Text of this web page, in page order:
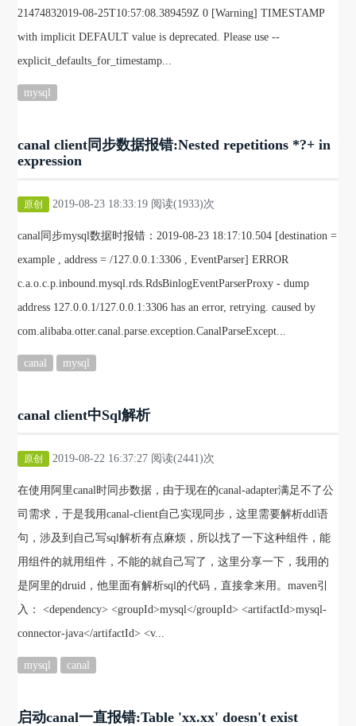
21474832019-08-25T10:57:08.389459Z 0 [Warning] TIMESTAMP
with implicit DEFAULT value is deprecated. Please use --
explicit_defaults_for_timestamp...
mysql
canal client同步数据报错:Nested repetitions *?+ in
expression
原创 2019-08-23 18:33:19 阅读(1933)次
canal同步mysql数据时报错：2019-08-23 18:17:10.504 [destination =
example , address = /127.0.0.1:3306 , EventParser] ERROR
c.a.o.c.p.inbound.mysql.rds.RdsBinlogEventParserProxy - dump
address 127.0.0.1/127.0.0.1:3306 has an error, retrying. caused by
com.alibaba.otter.canal.parse.exception.CanalParseExcept...
canal mysql
canal client中Sql解析
原创 2019-08-22 16:37:27 阅读(2441)次
在使用阿里canal时同步数据，由于现在的canal-adapter满足不了公
司需求，于是我用canal-client自己实现同步，这里需要解析ddl语
句，涉及到自己写sql解析有点麻烦，所以找了一下这种组件，能
用组件的就用组件，不能的就自己写了，这里分享一下，我用的
是阿里的druid，他里面有解析sql的代码，直接拿来用。maven引
入： <dependency> <groupId>mysql</groupId> <artifactId>mysql-
connector-java</artifactId> <v...
mysql canal
启动canal一直报错:Table 'xx.xx' doesn't exist